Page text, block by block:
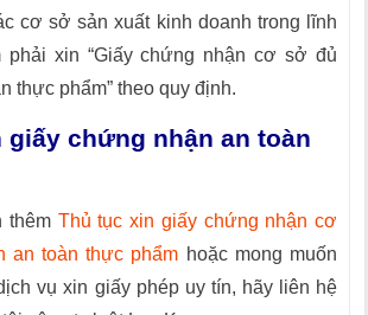
cơ sở sản xuất kinh doanh trong lĩnh
phải xin “Giấy chứng nhận cơ sở đủ
thực phẩm” theo quy định.
giấy chứng nhận an toàn
thêm Thủ tục xin giấy chứng nhận cơ
an toàn thực phẩm hoặc mong muốn
vụ xin giấy phép uy tín, hãy liên hệ